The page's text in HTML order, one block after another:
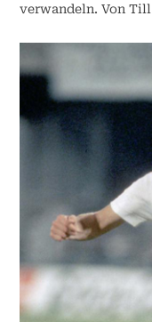
verwandeln. Von Till